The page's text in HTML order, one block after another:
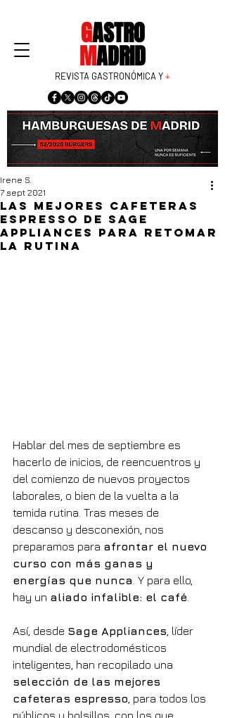
GASTRO
MADRID
REVISTA GASTRONÓMICA Y+
Las mejores cafeteras
espresso de Sage
Appliances para retomar
la rutina
Irene S.
7 sept 2021
Hablar del mes de septiembre es
hacerlo de inicios, de reencuentros y
del comienzo de nuevos proyectos
laborales, o bien de la vuelta a la
temida rutina. Tras meses de
descanso y desconexión, nos
preparamos para afrontar el nuevo
curso con más ganas y
energías que nunca . Y para ello,
hay un aliado infalible: el café
Así, desde Sage Appliances , líder
mundial de electrodomésticos
inteligentes, han recopilado una
selección de las mejores
cafeteras espresso , para todos los
públicos y bolsillos, con los que